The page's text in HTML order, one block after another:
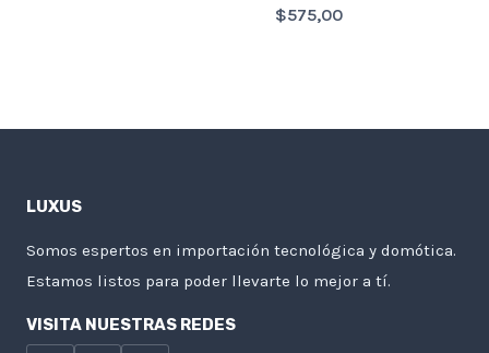
$575,00
LUXUS
Somos espertos en importación tecnológica y domótica.
Estamos listos para poder llevarte lo mejor a tí.
VISITA NUESTRAS REDES